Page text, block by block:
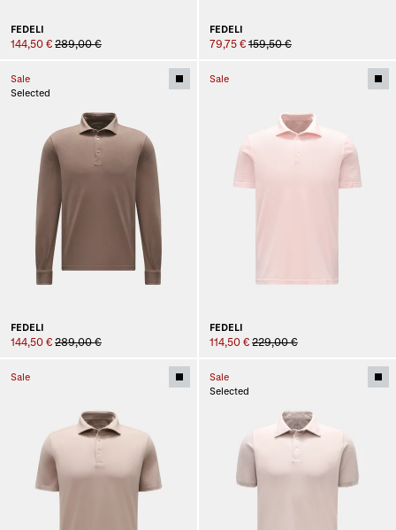
FEDELI
144,50 € 289,00 €
FEDELI
79,75 € 159,50 €
Sale
Selected
FEDELI
144,50 € 289,00 €
Sale
FEDELI
114,50 € 229,00 €
Sale
Sale
Selected